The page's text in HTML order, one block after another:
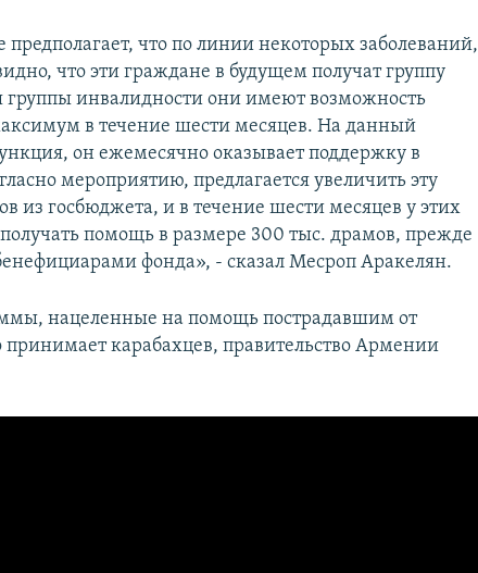
что по линии некоторых заболеваний,
что эти граждане в будущем получат группу
группы инвалидности они имеют возможность
в течение шести месяцев. На данный
он ежемесячно оказывает поддержку в
мероприятию, предлагается увеличить эту
из госбюджета, и в течение шести месяцев у этих
помощь в размере 300 тыс. драмов, прежде
фонда», - сказал Месроп Аракелян.
нацеленные на помощь пострадавшим от
карабахцев, правительство Армении